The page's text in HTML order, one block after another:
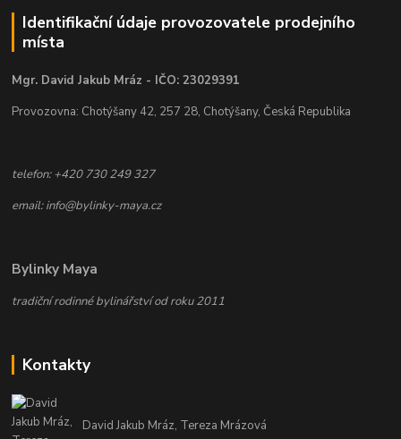
Identifikační údaje provozovatele prodejního
místa
Mgr. David Jakub Mráz - IČO: 23029391
Provozovna: Chotýšany 42, 257 28, Chotýšany, Česká Republika
telefon: +420 730 249 327
email: info@bylinky-maya.cz
Bylinky Maya
tradiční rodinné bylinářství od roku 2011
Kontakty
David Jakub Mráz, Tereza Mrázová